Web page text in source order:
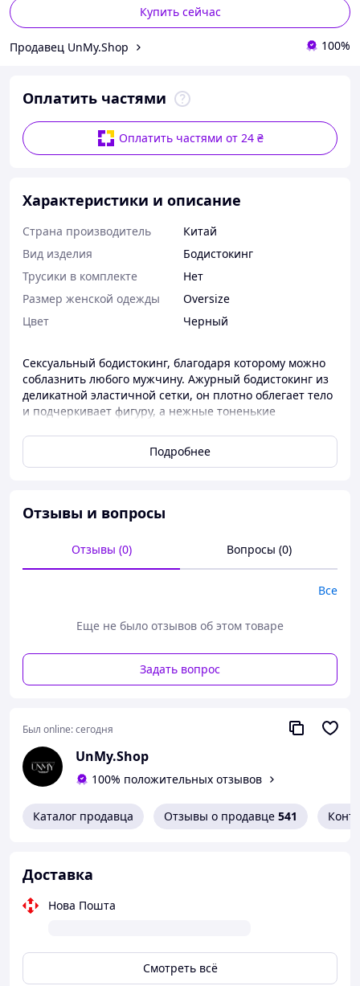
Купить сейчас
Продавец UnMy.Shop 100%
Оплатить частями
Оплатить частями от 24 ₴
Характеристики и описание
Страна производитель
Китай
Вид изделия
Бодистокинг
Трусики в комплекте
Нет
Размер женской одежды
Oversize
Цвет
Черный
Сексуальный бодистокинг, благодаря которому можно
соблазнить любого мужчину. Ажурный бодистокинг из
деликатной эластичной сетки, он плотно облегает тело
и подчеркивает фигуру, а нежные тоненькие
трусиков, создают невероятный сексуальный эффект.
Бодистокинг без свободного доступа. Выполнен из
направлениям. Боди приятно к телу и не ограничит
ваши движения. Размер One size, подходит на S/M/L
бедер: 85-104 см Рост: 155-175 см
Подробнее
Отзывы и вопросы
Отзывы (0) Вопросы (0)
Все
Еще не было отзывов об этом товаре
Задать вопрос
Был online:сегодня
UnMy.Shop
100% положительных отзывов
Каталог продавца Отзывы о продавце 541
Доставка
Нова Пошта
Смотреть всё